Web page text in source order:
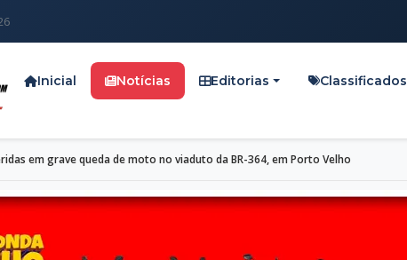
Inicial Notícias Editorias Classificados
em grave queda de moto no viaduto da BR-364, em Porto Velho